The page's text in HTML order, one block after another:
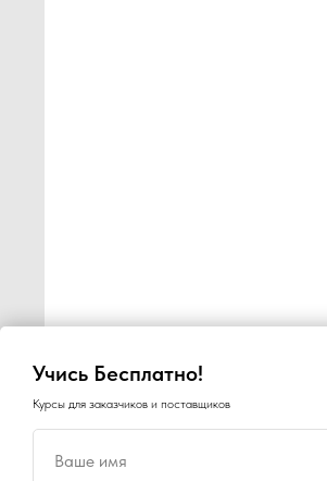
Учись Бесплатно!
Курсы для заказчиков и поставщиков
Ваше имя